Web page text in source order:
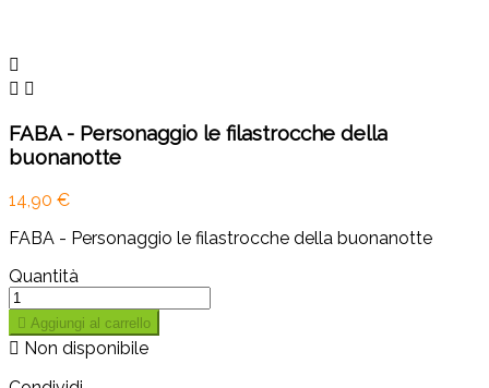

 
FABA - Personaggio le filastrocche della
buonanotte
14,90 €
FABA - Personaggio le filastrocche della buonanotte
Quantità
 Aggiungi al carrello
 Non disponibile